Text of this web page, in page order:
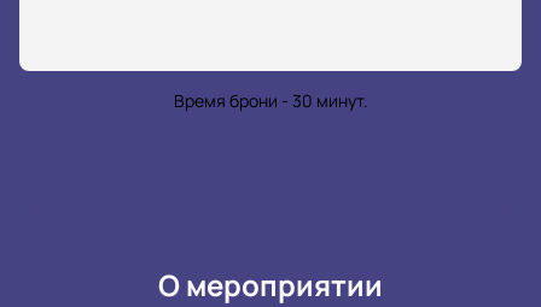
Время брони - 30 минут.
О мероприятии